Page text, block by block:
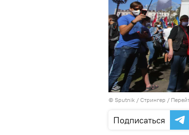
© Sputnik / Стрингер /
Подписаться